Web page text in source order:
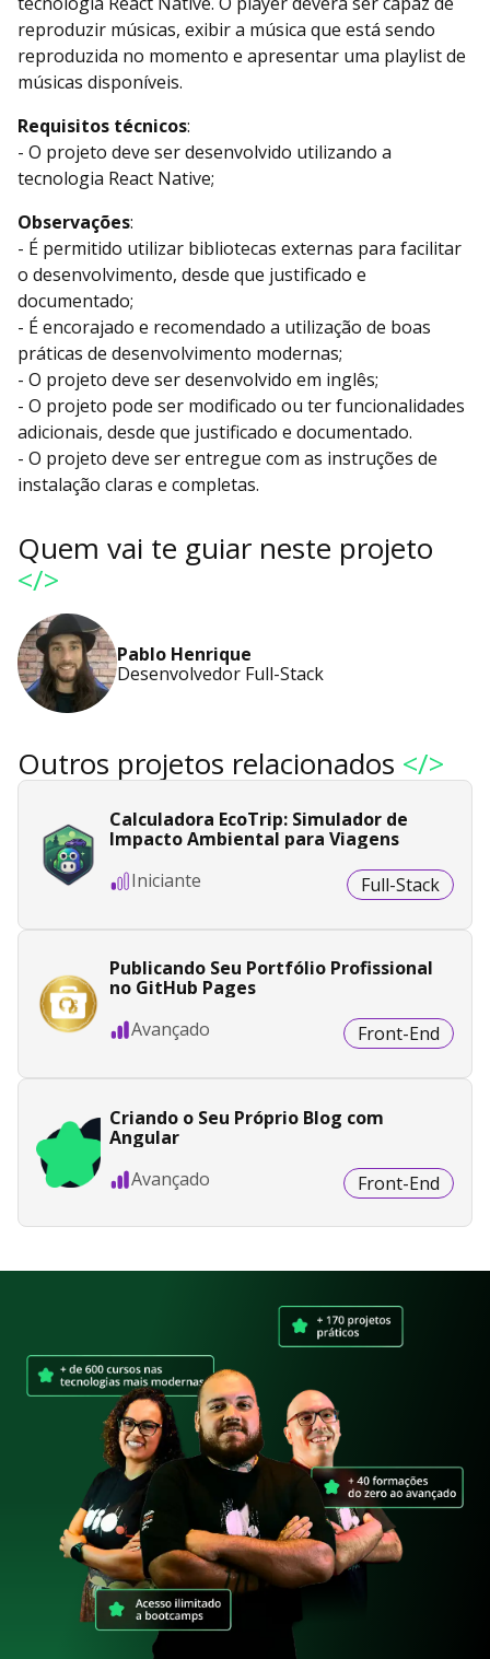
reproduzir músicas, exibir a música que está sendo
reproduzida no momento e apresentar uma playlist de
músicas disponíveis.
Requisitos técnicos:
- O projeto deve ser desenvolvido utilizando a
tecnologia React Native;
Observações:
- É permitido utilizar bibliotecas externas para facilitar
o desenvolvimento, desde que justificado e
documentado;
- É encorajado e recomendado a utilização de boas
práticas de desenvolvimento modernas;
- O projeto deve ser desenvolvido em inglês;
- O projeto pode ser modificado ou ter funcionalidades
adicionais, desde que justificado e documentado.
- O projeto deve ser entregue com as instruções de
instalação claras e completas.
Quem vai te guiar neste projeto
</>
Pablo Henrique
Desenvolvedor Full-Stack
Outros projetos relacionados </>
Calculadora EcoTrip: Simulador de
Impacto Ambiental para Viagens
Iniciante
Full-Stack
Publicando Seu Portfólio Profissional
no GitHub Pages
Avançado
Front-End
Criando o Seu Próprio Blog com
Angular
Avançado
Front-End